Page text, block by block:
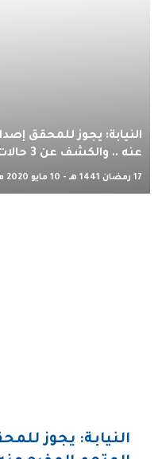
النيابة: يجوز للمحقق
عنه .. والكشف عن 3 حالات
17 رمضان 1441 هـ - 10 مايو 2020 م
النيابة: يجوز